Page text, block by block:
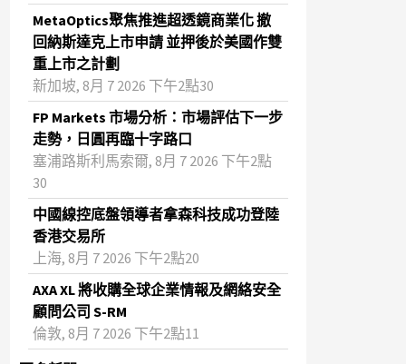
MetaOptics聚焦推進超透鏡商業化 撤
回納斯達克上市申請 並押後於美國作雙
重上市之計劃
新加坡, 8月 7 2026 下午2點30
FP Markets 市場分析：市場評估下一步
走勢，日圓再臨十字路口
塞浦路斯利馬索爾, 8月 7 2026 下午2點
30
中國線控底盤領導者拿森科技成功登陸
香港交易所
上海, 8月 7 2026 下午2點20
AXA XL 將收購全球企業情報及網絡安全
顧問公司 S-RM
倫敦, 8月 7 2026 下午2點11